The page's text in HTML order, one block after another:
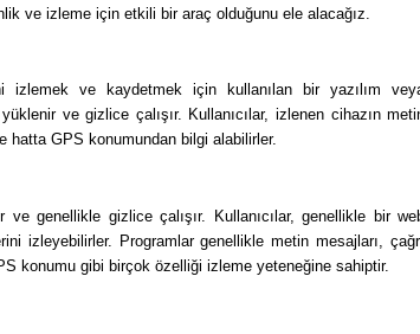
ve izleme için etkili bir araç olduğunu ele alacağız.
izlemek ve kaydetmek için kullanılan bir yazılım
ve gizlice çalışır. Kullanıcılar, izlenen cihazın
hatta GPS konumundan bilgi alabilirler.
genellikle gizlice çalışır. Kullanıcılar, genellikle bir
izleyebilirler. Programlar genellikle metin mesajları,
konumu gibi birçok özelliği izleme yeteneğine sahiptir.